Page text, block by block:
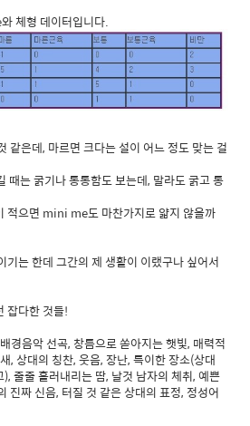
체형 데이터입니다.
같은데, 마르면 크다는 설이 어느 정도 맞는 걸
는 굵기나 통통함도 보는데, 말라도 굵고 통
적으면 mini me도 마찬가지로 얇지 않을까
기는 한데 그간의 제 생활이 이랬구나 싶어서
잡다한 것들!
경음악 선곡, 창틈으로 쏟아지는 햇빛, 매력적
, 상대의 칭찬, 웃음, 장난, 특이한 장소(상대
줄줄 흘러내리는 땀, 날것 남자의 체취, 예쁜
진짜 신음, 터질 것 같은 상대의 표정, 정성어